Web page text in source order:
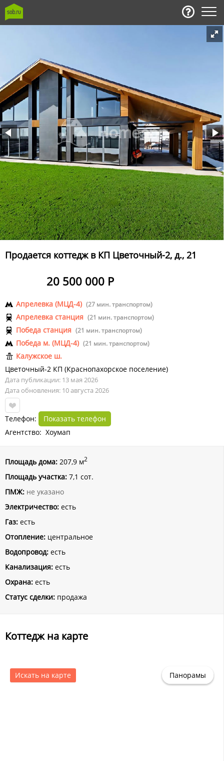
Продается коттедж в КП Цветочный-2, д., 21
20 500 000 Р
Апрелевка (МЦД-4) (27 мин. транспортом)
Апрелевка станция (21 мин. транспортом)
Победа станция (21 мин. транспортом)
Победа м. (МЦД-4) (21 мин. транспортом)
Калужское ш.
Цветочный-2 КП (Краснопахорское поселение)
Дата публикации: 13 мая 2026
Дата обновления: 10 августа 2026
Телефон:
Показать телефон
Агентство: Хоумап
Площадь дома: 207,9 м2
Площадь участка: 7,1 сот.
ПМЖ: не указано
Электричество: есть
Газ: есть
Отопление: центральное
Водопровод: есть
Канализация: есть
Охрана: есть
Статус сделки: продажа
Коттедж на карте
Искать на карте Панорамы